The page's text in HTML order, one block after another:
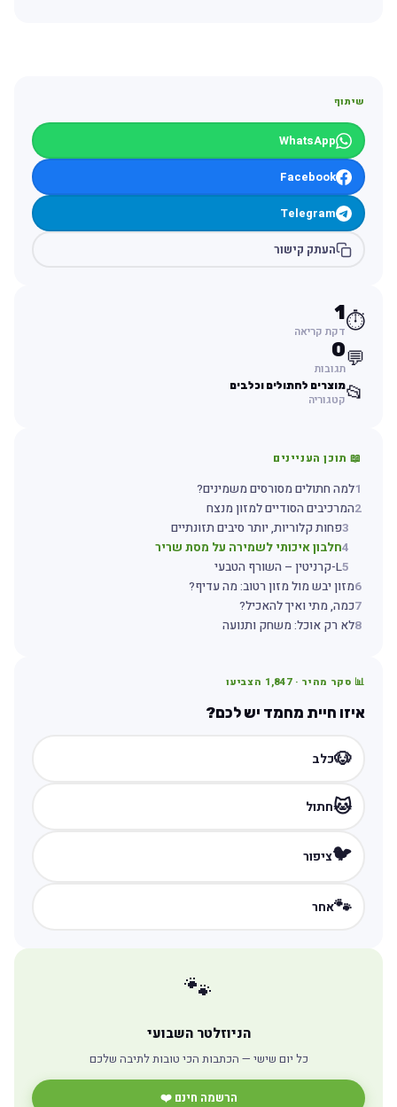
שיתוף
WhatsApp
Facebook
Telegram
העתק קישור
⏱️
1
דקת קריאה
💬
0
תגובות
📂מוצרים לחתולים וכלבים
קטגוריה
📖 תוכן העניינים
למה חתולים מסורסים משמינים?
2המרכיבים הסודיים למזון מנצח
פחות קלוריות, יותר סיבים תזונתיים
חלבון איכותי לשמירה על מסת שריר
L-קרניטין – השורף הטבעי
6מזון יבש מול מזון רטוב: מה עדיף?
7כמה, מתי ואיך להאכיל?
8לא רק אוכל: משחק ותנועה
📊 סקר מהיר · 1,847הצביעו
איזו חיית מחמד יש לכם?
🐶כלב
🐱חתול
🐦ציפור
🐾אחר
🐾
הניוזלטר השבועי
כל יום שישי — הכתבות הכי טובות לתיבה שלכם
הרשמה חינם ❤️